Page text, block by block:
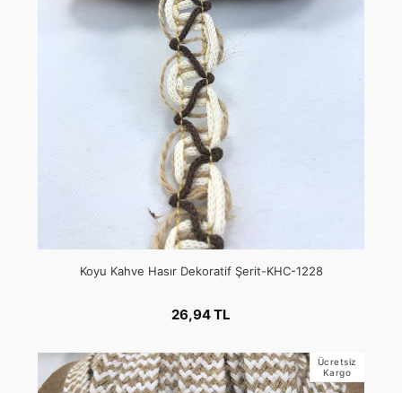
Koyu Kahve Hasır Dekoratif Şerit-KHC-1228
26,94 TL
Ücretsiz
Kargo